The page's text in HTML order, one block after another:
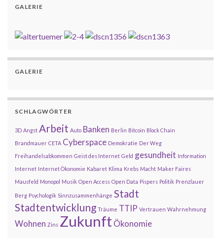
GALERIE
GALERIE
SCHLAGWÖRTER
3D Angst Arbeit Auto Banken Berlin Bitcoin Block Chain
Brandmauer CETA Cyberspace Demokratie Der Weg
Freihandelsabkommen Geist des Internet Geld gesundheit Information
Internet Internet Ökonomie Kabaret Klima Krebs Macht Maker Faires
Mausfeld Monopol Musik Open Access Open Data Pispers Politik Prenzlauer
Berg Psychologik Sinnzusammenhänge Stadt
Stadtentwicklung Träume TTIP Vertrauen Wahrnehmung
Wohnen Zins Zukunft Ökonomie